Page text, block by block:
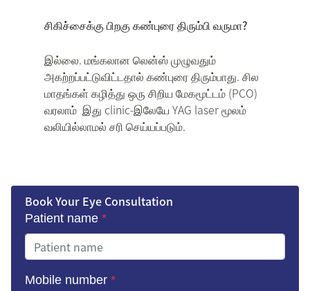
சிகிச்சைக்கு பிறகு கண்புரை திரும்பி வருமா?
இல்லை. மங்கலான லென்ஸ் முழுவதும்
அகற்றப்பட்டுவிட்டதால் கண்புரை திரும்பாது. சில
மாதங்கள் கழித்து ஒரு சிறிய மேகமூட்டம் (PCO)
வரலாம் இது clinic-இலேயே YAG laser மூலம்
வலியில்லாமல் சரி செய்யப்படும்.
Book Your Eye Consultation
Patient name *
Mobile number *